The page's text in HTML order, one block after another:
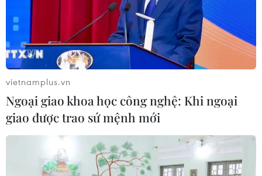
vietnamplus.vn
Ngoại giao khoa học công nghệ: Khi ngoại
giao được trao sứ mệnh mới